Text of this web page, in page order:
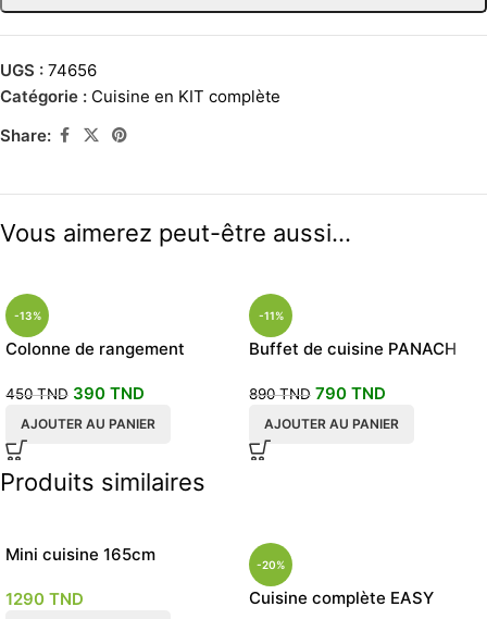
UGS : 74656
Catégorie : Cuisine en KIT complète
Share:
Vous aimerez peut-être aussi…
-13%
Colonne de rangement
450TND 390 TND
AJOUTER AU PANIER
-11%
Buffet de cuisine PANACH
890TND 790 TND
AJOUTER AU PANIER
Produits similaires
Mini cuisine 165cm
1290 TND
-20%
Cuisine complète EASY